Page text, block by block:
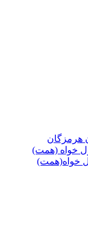
هرمزگان
خواه (همت)
خواه(همت)